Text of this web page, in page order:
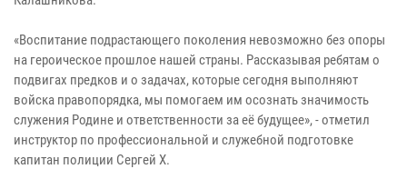
«Воспитание подрастающего поколения невозможно без опоры
на героическое прошлое нашей страны. Рассказывая ребятам о
подвигах предков и о задачах, которые сегодня выполняют
войска правопорядка, мы помогаем им осознать значимость
служения Родине и ответственности за её будущее», - отметил
инструктор по профессиональной и служебной подготовке
капитан полиции Сергей Х.